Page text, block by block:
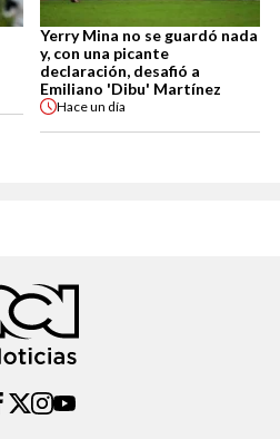
Yerry Mina no se guardó nada
y, con una picante
declaración, desafió a
Emiliano 'Dibu' Martínez
Haceun día